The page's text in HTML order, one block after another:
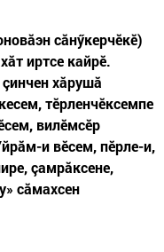
сăнӳкерчӗкӗ)
иртсе кайрӗ.
хăрушă
тӗрленчӗксемпе
вилӗмсӗр
и вӗсем, пӗрле-и,
çамрăксене,
сăмахсен